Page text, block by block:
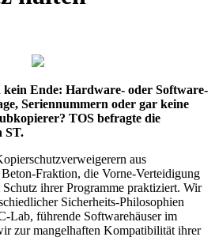
Ende: Hardware- oder Software-
Seriennummern oder gar keine
TOS befragte die
ST.
aus
Fraktion, die Vorne-Verteidigung
ihrer Programme praktiziert. Wir
Sicherheits-Philosophien
Lab, führende Softwarehäuser im
zur mangelhaften Kompatibilität ihrer